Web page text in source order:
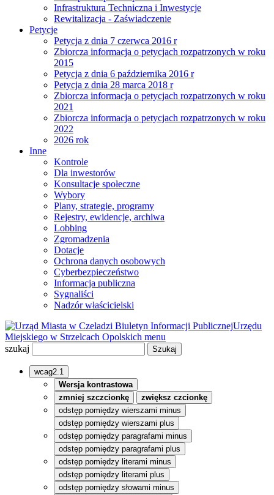
Infrastruktura Techniczna i Inwestycje
Rewitalizacja - Zaświadczenie
Petycje
Petycja z dnia 7 czerwca 2016 r
Zbiorcza informacja o petycjach rozpatrzonych w roku
2015
Petycja z dnia 6 października 2016 r
Petycja z dnia 28 marca 2018 r
Zbiorcza informacja o petycjach rozpatrzonych w roku
2021
Zbiorcza informacja o petycjach rozpatrzonych w roku
2022
2026 rok
Inne
Kontrole
Dla inwestorów
Konsultacje społeczne
Wybory
Plany, strategie, programy
Rejestry, ewidencje, archiwa
Lobbing
Zgromadzenia
Dotacje
Ochrona danych osobowych
Cyberbezpieczeństwo
Informacja publiczna
Sygnaliści
Nadzór właścicielski
Biuletyn Informacji PublicznejUrzędu
Miejskiego w Strzelcach Opolskich menu
szukaj
wcag2.1
Wersja kontrastowa
zmniej szczcionkę
zwiększ czcionkę
odstęp pomiędzy wierszami minus
odstęp pomiędzy wierszami plus
odstęp pomiędzy paragrafami minus
odstęp pomiędzy paragrafami plus
odstęp pomiędzy literami minus
odstęp pomiędzy literami plus
odstęp pomiędzy słowami minus